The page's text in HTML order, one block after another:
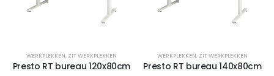
WERKPLEKKEN, ZIT WERKPLEKKEN
Presto RT bureau 120x80cm
WERKPLEKKEN, ZIT WERKPLEKKEN
Presto RT bureau 140x80cm